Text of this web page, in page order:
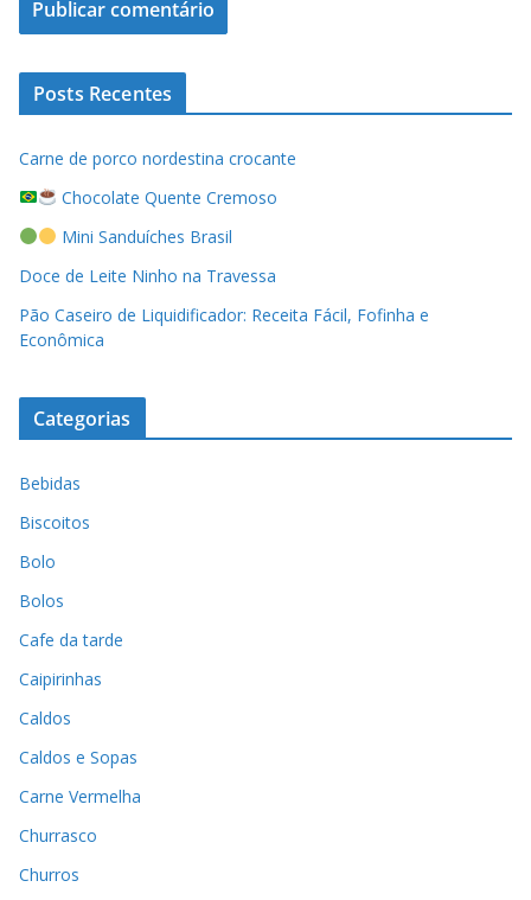
Posts Recentes
Carne de porco nordestina crocante
Chocolate Quente Cremoso
Mini Sanduíches Brasil
Doce de Leite Ninho na Travessa
Pão Caseiro de Liquidificador: Receita Fácil, Fofinha e
Econômica
Categorias
Bebidas
Biscoitos
Bolo
Bolos
Cafe da tarde
Caipirinhas
Caldos
Caldos e Sopas
Carne Vermelha
Churrasco
Churros